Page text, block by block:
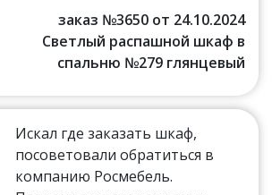
заказ №3650 от 24.10.2024
Светлый распашной шкаф в
спальню №279 глянцевый
Искал где заказать шкаф,
посоветовали обратиться в
компанию Росмебель.